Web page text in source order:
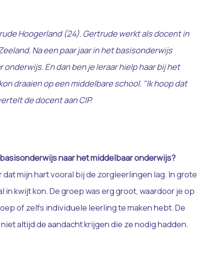
Hoogerland (24). Gertrude werkt als docent in
Na een paar jaar in het basisonderwijs
onderwijs. En dan ben je leraarhielp haar bij het
draaien op een middelbare school. "Ik hoop dat
de docent aan CIP.
naar het middelbaar onderwijs?
mijn hart vooral bij de zorgleerlingen lag. In grote
kwijt kon. De groep was erg groot, waardoor je op
of zelfs individuele leerling te maken hebt. De
altijd de aandacht krijgen die ze nodig hadden.